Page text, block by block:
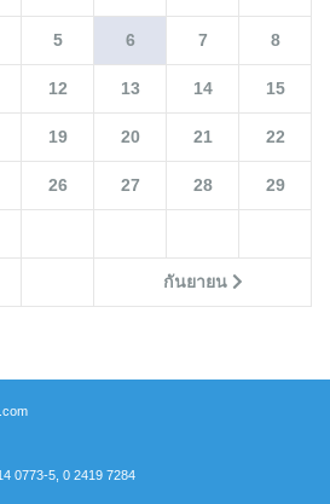
กันยายน
5 6 7 8
12 13 14 15
19 20 21 22
26 27 28 29
0773-5, 0 2419 7284